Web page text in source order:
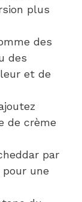
plus
des
des
et de
de crème
par
une